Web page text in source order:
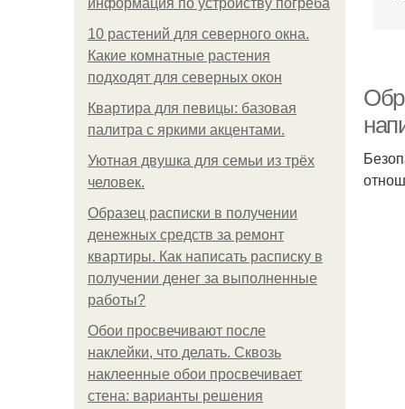
информация по устройству погреба
10 растений для северного окна.
Какие комнатные растения
подходят для северных окон
Квартира для певицы: базовая
палитра с яркими акцентами.
Уютная двушка для семьи из трёх
человек.
Образец расписки в получении
денежных средств за ремонт
квартиры. Как написать расписку в
получении денег за выполненные
работы?
Обои просвечивают после
наклейки, что делать. Сквозь
наклеенные обои просвечивает
стена: варианты решения